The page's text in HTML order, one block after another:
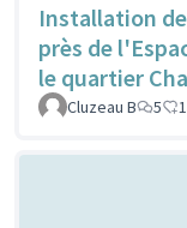
Installation
près de
le quartier
Cluzeau B 5